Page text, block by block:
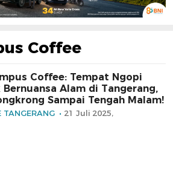
Coffee
Coffee: Tempat Ngopi
Alam di Tangerang,
Sampai Tengah Malam!
TANGERANG 21 Juli 2025,